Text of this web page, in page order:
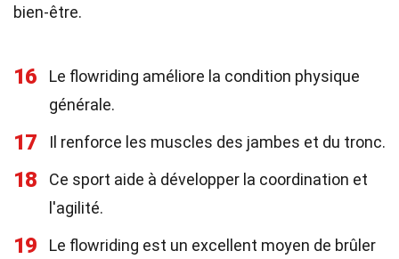
bien-être.
16
Le flowriding améliore la condition physique
générale.
17 Il renforce les muscles des jambes et du tronc.
18
Ce sport aide à développer la coordination et
l'agilité.
19
Le flowriding est un excellent moyen de brûler